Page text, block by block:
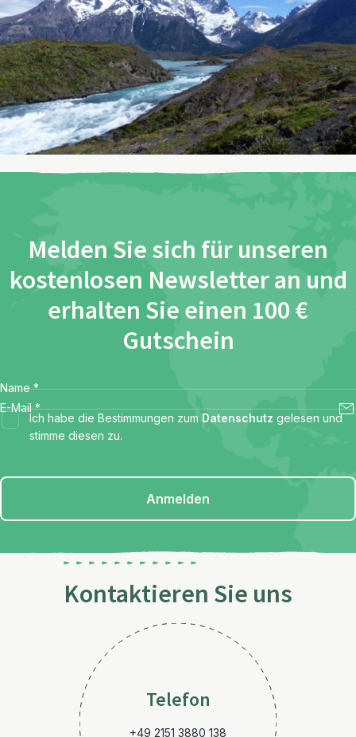
Melden Sie sich für unseren
kostenlosen Newsletter an und
erhalten Sie einen 100 €
Gutschein
Name *
E-Mail *
Ich habe die Bestimmungen zum Datenschutz gelesen und
stimme diesen zu.
Anmelden
Kontaktieren Sie uns
Telefon
+49 2151 3880 138